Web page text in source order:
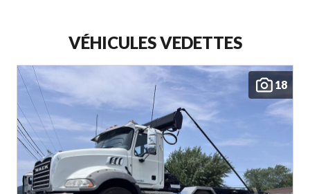
VÉHICULES VEDETTES
18